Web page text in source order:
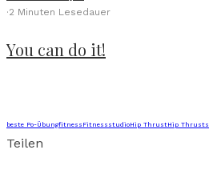
·2 Minuten Lesedauer
You can do it!
beste Po-Übungfitness FitnessstudioHip ThrustHip Thrusts
Teilen